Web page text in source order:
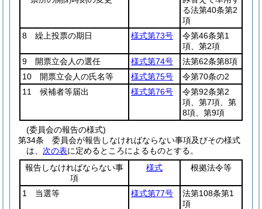
る法第40条第2
項
8 繰上投票の期日
様式第73号
令第46条第1
項、第2項
9 開票立会人の選任
様式第74号
法第62条第8項
10 開票立会人の氏名等
様式第75号
令第70条の2
11 候補者等届出
様式第76号
令第92条第2
項、第7項、第
8項、第9項
(委員会の報告の様式)
第34条
委員会が報告しなければならない事項及びその様式
は、 次の表に定めるところによるものとする。
報告しなければならない事
項
様式 根拠法令等
1 当選等 様式第77号
法第108条第1
項